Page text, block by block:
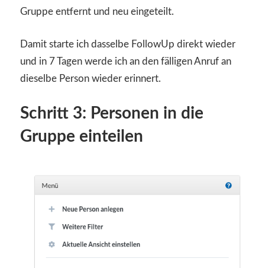
Gruppe entfernt und neu eingeteilt.
Damit starte ich dasselbe FollowUp direkt wieder
und in 7 Tagen werde ich an den fälligen Anruf an
dieselbe Person wieder erinnert.
Schritt 3: Personen in die
Gruppe einteilen